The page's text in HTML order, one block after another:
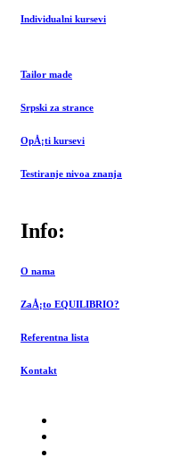
Individualni kursevi
Tailor made
Srpski za strance
OpÅ¡ti kursevi
Testiranje nivoa znanja
Info:
O nama
ZaÅ¡to EQUILIBRIO?
Referentna lista
Kontakt